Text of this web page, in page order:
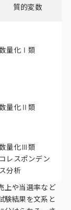
質的変数
量化Ⅰ類
量化Ⅱ類
量化Ⅲ類
コレスポンデン
ス分析
上や当選率など
験結果を文系と